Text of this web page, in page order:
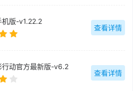
机版-v1.22.2
查看详情
行动官方最新版-v6.2
查看详情